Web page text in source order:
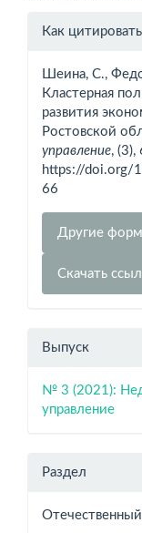
Как цитировать
Шеина, С.,
Кластерная
развития
Ростовской
управление, (3),
https://doi.org/
66
Другие
Скачать
Выпуск
№ 3 (2021):
управление
Раздел